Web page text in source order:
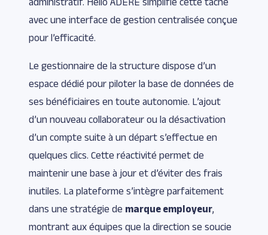
avec une interface de gestion centralisée conçue
pour l’efficacité.
Le gestionnaire de la structure dispose d’un
espace dédié pour piloter la base de données de
ses bénéficiaires en toute autonomie. L’ajout
d’un nouveau collaborateur ou la désactivation
d’un compte suite à un départ s’effectue en
quelques clics. Cette réactivité permet de
maintenir une base à jour et d’éviter des frais
inutiles. La plateforme s’intègre parfaitement
dans une stratégie de marque employeur,
montrant aux équipes que la direction se soucie